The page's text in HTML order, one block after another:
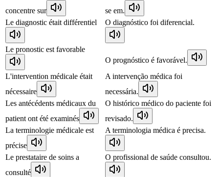
concentre sur
se em.
Le diagnostic était différentiel
O diagnóstico foi diferencial.
Le pronostic est favorable
O prognóstico é favorável.
L'intervention médicale était
nécessaire
A intervenção médica foi
necessária.
Les antécédents médicaux du
patient ont été examinés
O histórico médico do paciente foi
revisado.
La terminologie médicale est
précise
A terminologia médica é precisa.
Le prestataire de soins a
consulté
O profissional de saúde consultou.